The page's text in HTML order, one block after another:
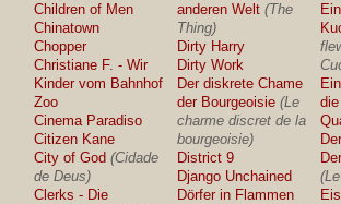
Children of Men
Chinatown
Chopper
Christiane F. - Wir
Kinder vom Bahnhof
Zoo
Cinema Paradiso
Citizen Kane
City of God (Cidade
de Deus)
Clerks - Die
anderen Welt (The
Thing)
Dirty Harry
Dirty Work
Der diskrete Chame
der Bourgeoisie (Le
charme discret de la
bourgeoisie)
District 9
Django Unchained
Dörfer in Flammen